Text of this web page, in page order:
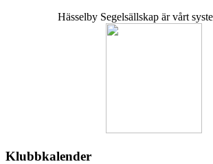
Hässelby Segelsällskap är vårt
Klubbkalender